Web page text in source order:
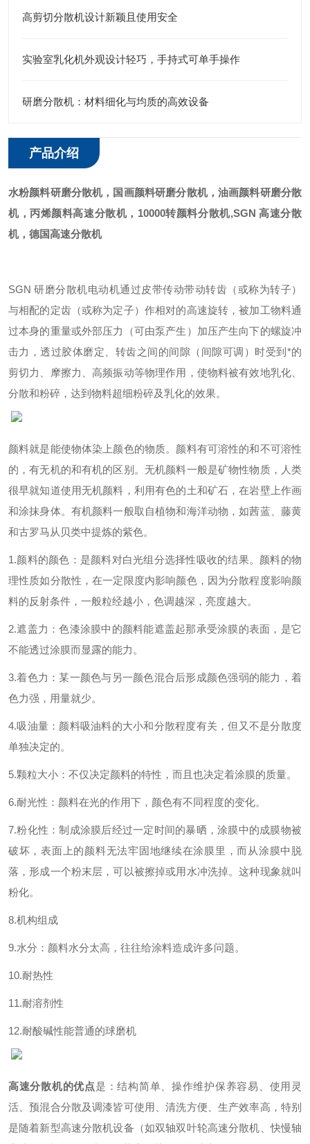
高剪切分散机设计新颖且使用安全
实验室乳化机外观设计轻巧，手持式可单手操作
研磨分散机：材料细化与均质的高效设备
产品介绍
水粉颜料研磨分散机，国画颜料研磨分散机，油画颜料研磨分散
机，丙烯颜料高速分散机， 10000转颜料分散机,SGN高速分散
机，德国高速分散机
SGN研磨分散机电动机通过皮带传动带动转齿（或称为转子）
与相配的定齿（或称为定子）作相对的高速旋转，被加工物料通
过本身的重量或外部压力（可由泵产生）加压产生向下的螺旋冲
击力，透过胶体磨定、转齿之间的间隙（间隙可调）时受到*的
剪切力、摩擦力、高频振动等物理作用，使物料被有效地乳化、
分散和粉碎，达到物料超细粉碎及乳化的效果。
颜料就是能使物体染上颜色的物质。颜料有可溶性的和不可溶性
的，有无机的和有机的区别。无机颜料一般是矿物性物质，人类
很早就知道使用无机颜料，利用有色的土和矿石，在岩壁上作画
和涂抹身体。有机颜料一般取自植物和海洋动物，如茜蓝、藤黄
和古罗马从贝类中提炼的紫色。
1.颜料的颜色：是颜料对白光组分选择性吸收的结果。颜料的物
理性质如分散性，在一定限度内影响颜色，因为分散程度影响颜
料的反射条件，一般粒经越小，色调越深，亮度越大。
2.遮盖力：色漆涂膜中的颜料能遮盖起那承受涂膜的表面，是它
不能透过涂膜而显露的能力。
3.着色力：某一颜色与另一颜色混合后形成颜色强弱的能力，着
色力强，用量就少。
4.吸油量：颜料吸油料的大小和分散程度有关，但又不是分散度
单独决定的。
5.颗粒大小：不仅决定颜料的特性，而且也决定着涂膜的质量。
6.耐光性：颜料在光的作用下，颜色有不同程度的变化。
7.粉化性：制成涂膜后经过一定时间的暴晒，涂膜中的成膜物被
破坏，表面上的颜料无法牢固地继续在涂膜里，而从涂膜中脱
落，形成一个粉末层，可以被擦掉或用水冲洗掉。这种现象就叫
粉化。
8.机构组成
9.水分：颜料水分太高，往往给涂料造成许多问题。
10.耐热性
11.耐溶剂性
12.耐酸碱性能普通的球磨机
高速分散机的优点是：结构简单、操作维护保养容易、使用灵
活、预混合分散及调漆皆可使用、清洗方便、生产效率高，特别
是随着新型高速分散机设备（如双轴双叶轮高速分散机、快慢轴